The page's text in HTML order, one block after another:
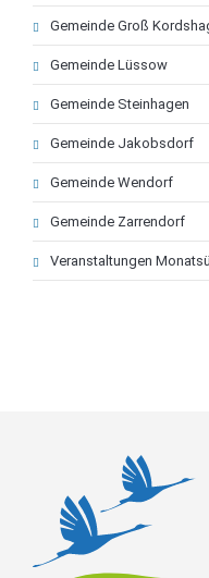
Gemeinde Groß
Gemeinde Lüssow
Gemeinde Steinhagen
Gemeinde Jakobsdorf
Gemeinde Wendorf
Gemeinde Zarrendorf
Veranstaltungen